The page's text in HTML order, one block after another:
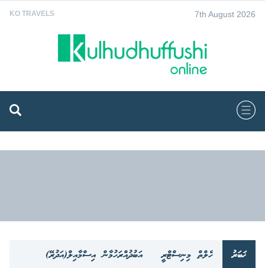
KO TRAVELS 7th August 2026
ޚަބަރު ހެލްތް މިނިސްޓްރީ
އަބުދުއްރަހުމާން އިސްމާއިލް(އަދުރޭ)